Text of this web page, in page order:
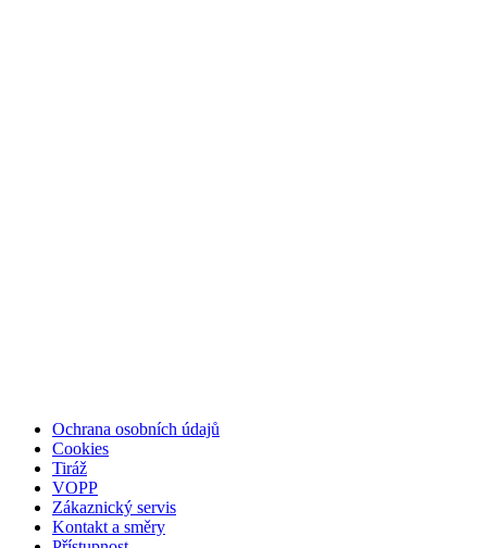
Ochrana osobních údajů
Cookies
Tiráž
VOPP
Zákaznický servis
Kontakt a směry